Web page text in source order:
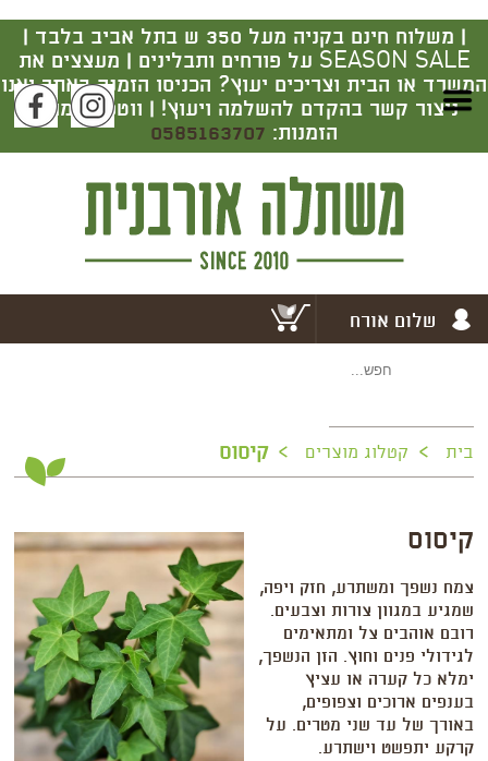
משלוח חינם בקניה מעל 350 ש בתל אביב בלבד |
SEASON SALE על פורחים ותבלינים | מעצצים את
המשרד או הבית וצריכים יעוץ? הכניסו הזמנה באתר ואנו
ניצור קשר בהקדם להשלמה ויעוץ! | ווטסאפ מרכז
הזמנות: 0585163707
שלום אורח
בית > קטלוג מוצרים > קיסוס
קיסוס
צמח נשפך ומשתרע, חזק ויפה,
שמגיע במגוון צורות וצבעים.
רובם אוהבים צל ומתאימים
לגידולי פנים וחוץ. הזן הנשפך,
ימלא כל קערה או עציץ
בענפים ארוכים וצפופים,
באורך של עד שני מטרים. על
קרקע יתפשט וישתרע.